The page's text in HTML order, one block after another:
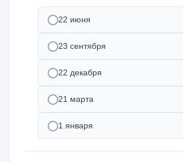
22 июня
23 сентября
22 декабря
21 марта
1 января